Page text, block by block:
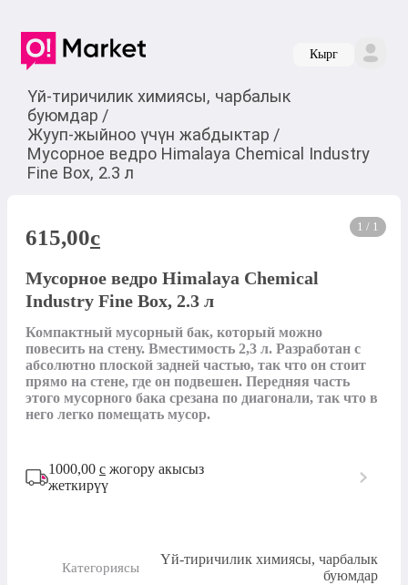
Кырг
Үй-тиричилик химиясы, чарбалык
буюмдар /
Жууп-жыйноо үчүн жабдыктар /
Мусорное ведро Himalaya Chemical Industry
Fine Box, 2.3 л
1 / 1
615,00c
Мусорное ведро Himalaya Chemical
Industry Fine Box, 2.3 л
Компактный мусорный бак, который можно
повесить на стену. Вместимость 2,3 л. Разработан с
абсолютно плоской задней частью, так что он стоит
прямо на стене, где он подвешен. Передняя часть
этого мусорного бака срезана по диагонали, так что в
него легко помещать мусор.
1000,00 с жогору акысыз
жеткирүү
Категориясы
Үй-тиричилик химиясы, чарбалык
буюмдар